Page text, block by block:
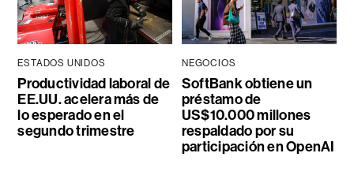
ESTADOS UNIDOS
Productividad laboral de
EE.UU. acelera más de
lo esperado en el
segundo trimestre
NEGOCIOS
SoftBank obtiene un
préstamo de
US$10.000 millones
respaldado por su
participación en OpenAI